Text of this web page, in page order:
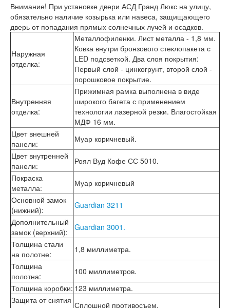
Лабиринт Соналаб
Лабиринт Термолайт
Лабиринт Термомагнит
Лабиринт Трендо
Лабиринт Тундра Плюс
Лабиринт Урбан
Лабиринт Фрост
Лабиринт Шторм
Лабиринт Эволаб
Двери Про
Двери Интекрон
Интекрон Брайтон Антрацит
Интекрон Вектор
Интекрон Гектор
Интекрон Греция
Интекрон Италия
Интекрон Колизей
Интекрон Колизей Белый
Интекрон Неаполь
Интекрон Олимпия
Интекрон Премьера
Интекрон Профит
Интекрон Ронда
Интекрон Сицилия
Интекрон Спарта Белая
Интекрон Спарта Грей
Интекрон Термо
Интекрон Тетра
Интекрон Фараон
Интекрон Форте
Внимание! При установке двери АСД Гранд Люкс на улицу,
обязательно наличие козырька или навеса, защищающего
дверь от попадания прямых солнечных лучей и осадков.
Наружная
отделка:
Металлофиленки. Лист металла - 1,8 мм.
Ковка внутри бронзового стеклопакета с
LED подсветкой. Два слоя покрытия:
Первый слой - цинкогрунт, второй слой -
порошковое покрытие.
Внутренняя
отделка:
Прижимная рамка выполнена в виде
широкого багета с применением
технологии лазерной резки. Влагостойкая
МДФ 16 мм.
Цвет внешней
панели:
Муар коричневый.
Цвет внутренней
панели:
Роял Вуд Кофе СС 5010.
Покраска
металла:
Муар коричневый
Основной замок
(нижний):
Guardian 3211
Дополнительный
замок (верхний):
Guardian 3001.
Толщина стали
на полотне:
1,8 миллиметра.
Толщина
полотна:
100 миллиметров.
Толщина коробки: 123 миллиметра.
Защита от снятия Сплошной противосъем.